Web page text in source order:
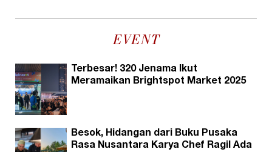
EVENT
Terbesar! 320 Jenama Ikut
Meramaikan Brightspot Market 2025
Besok, Hidangan dari Buku Pusaka
Rasa Nusantara Karya Chef Ragil Ada